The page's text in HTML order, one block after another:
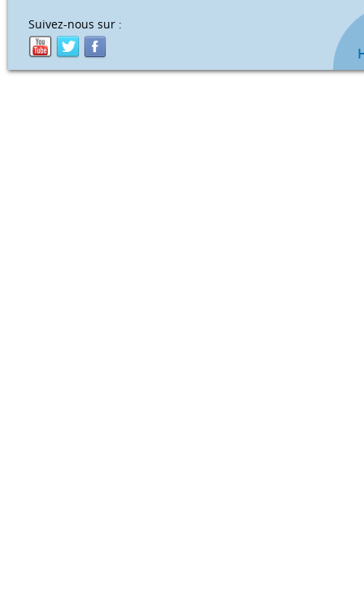
Suivez-nous sur :